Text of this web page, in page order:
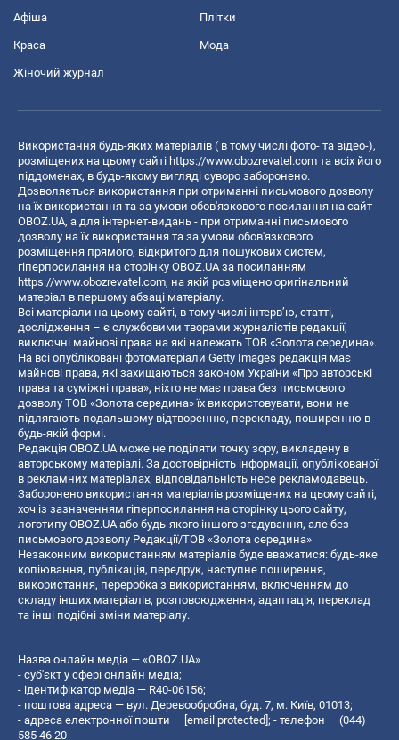
Афіша Плітки
Краса Мода
Жіночий журнал
Використання будь-яких матеріалів ( в тому числі фото- та відео-),
розміщених на цьому сайті https://www.obozrevatel.com та всіх його
піддоменах, в будь-якому вигляді суворо заборонено.
Дозволяється використання при отриманні письмового дозволу
на їх використання та за умови обов'язкового посилання на сайт
OBOZ.UA, а для інтернет-видань - при отриманні письмового
дозволу на їх використання та за умови обов'язкового
розміщення прямого, відкритого для пошукових систем,
гіперпосилання на сторінку OBOZ.UA за посиланням
https://www.obozrevatel.com, на якій розміщено оригінальний
матеріал в першому абзаці матеріалу.
Всі матеріали на цьому сайті, в тому числі інтерв’ю, статті,
дослідження – є службовими творами журналістів редакції,
виключні майнові права на які належать ТОВ «Золота середина».
На всі опубліковані фотоматеріали Getty Images редакція має
майнові права, які захищаються законом України «Про авторські
права та суміжні права», ніхто не має права без письмового
дозволу ТОВ «Золота середина» їх використовувати, вони не
підлягають подальшому відтворенню, перекладу, поширенню в
будь-якій формі.
Редакція OBOZ.UA може не поділяти точку зору, викладену в
авторському матеріалі. За достовірність інформації, опублікованої
в рекламних матеріалах, відповідальність несе рекламодавець.
Заборонено використання матеріалів розміщених на цьому сайті,
хоч із зазначенням гіперпосилання на сторінку цього сайту,
логотипу OBOZ.UA або будь-якого іншого згадування, але без
письмового дозволу Редакції/ТОВ «Золота середина»
Незаконним використанням матеріалів буде вважатися: будь-яке
копiювання, публiкацiя, передрук, наступне поширення,
використання, переробка з використанням, включенням до
складу інших матеріалів, розповсюдження, адаптація, переклад
та інші подібні зміни матеріалу.
Назва онлайн медіа — «OBOZ.UA»
- суб'єкт у сфері онлайн медіа;
- ідентифікатор медіа — R40-06156;
- поштова адреса — вул. Деревообробна, буд. 7, м. Київ, 01013;
- адреса електронної пошти — [email protected] ; - телефон — (044)
585 46 20